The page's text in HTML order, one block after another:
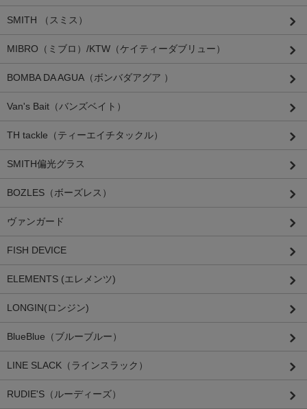
SMITH （スミス）
MIBRO（ミブロ）/KTW（ケイティーダブリュー）
BOMBA DA AGUA（ボンバダアグア ）
Van's Bait（バンズベイト）
TH tackle（ティーエイチタックル）
SMITH偏光グラス
BOZLES（ボーズレス）
ヴァンガード
FISH DEVICE
ELEMENTS (エレメンツ)
LONGIN(ロンジン)
BlueBlue（ブルーブルー）
LINE SLACK（ラインスラック）
RUDIE'S（ルーディーズ）